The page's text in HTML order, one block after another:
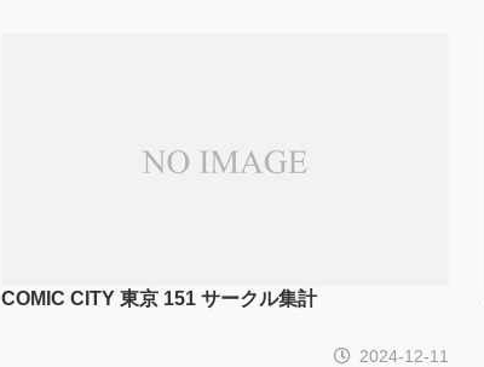
COMIC CITY 東京 151 サークル集計
2024-12-11